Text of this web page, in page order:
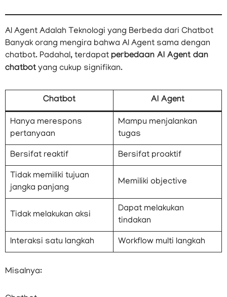
AI Agent Adalah Teknologi yang Berbeda dari Chatbot
Banyak orang mengira bahwa AI Agent sama dengan
chatbot. Padahal, terdapat perbedaan AI Agent dan
chatbot yang cukup signifikan.
Chatbot AI Agent
Hanya merespons
pertanyaan
Mampu menjalankan
tugas
Bersifat reaktif Bersifat proaktif
Tidak memiliki tujuan
jangka panjang
Memiliki objective
Tidak melakukan aksi
Dapat melakukan
tindakan
Interaksi satu langkah Workflow multi langkah
Misalnya: